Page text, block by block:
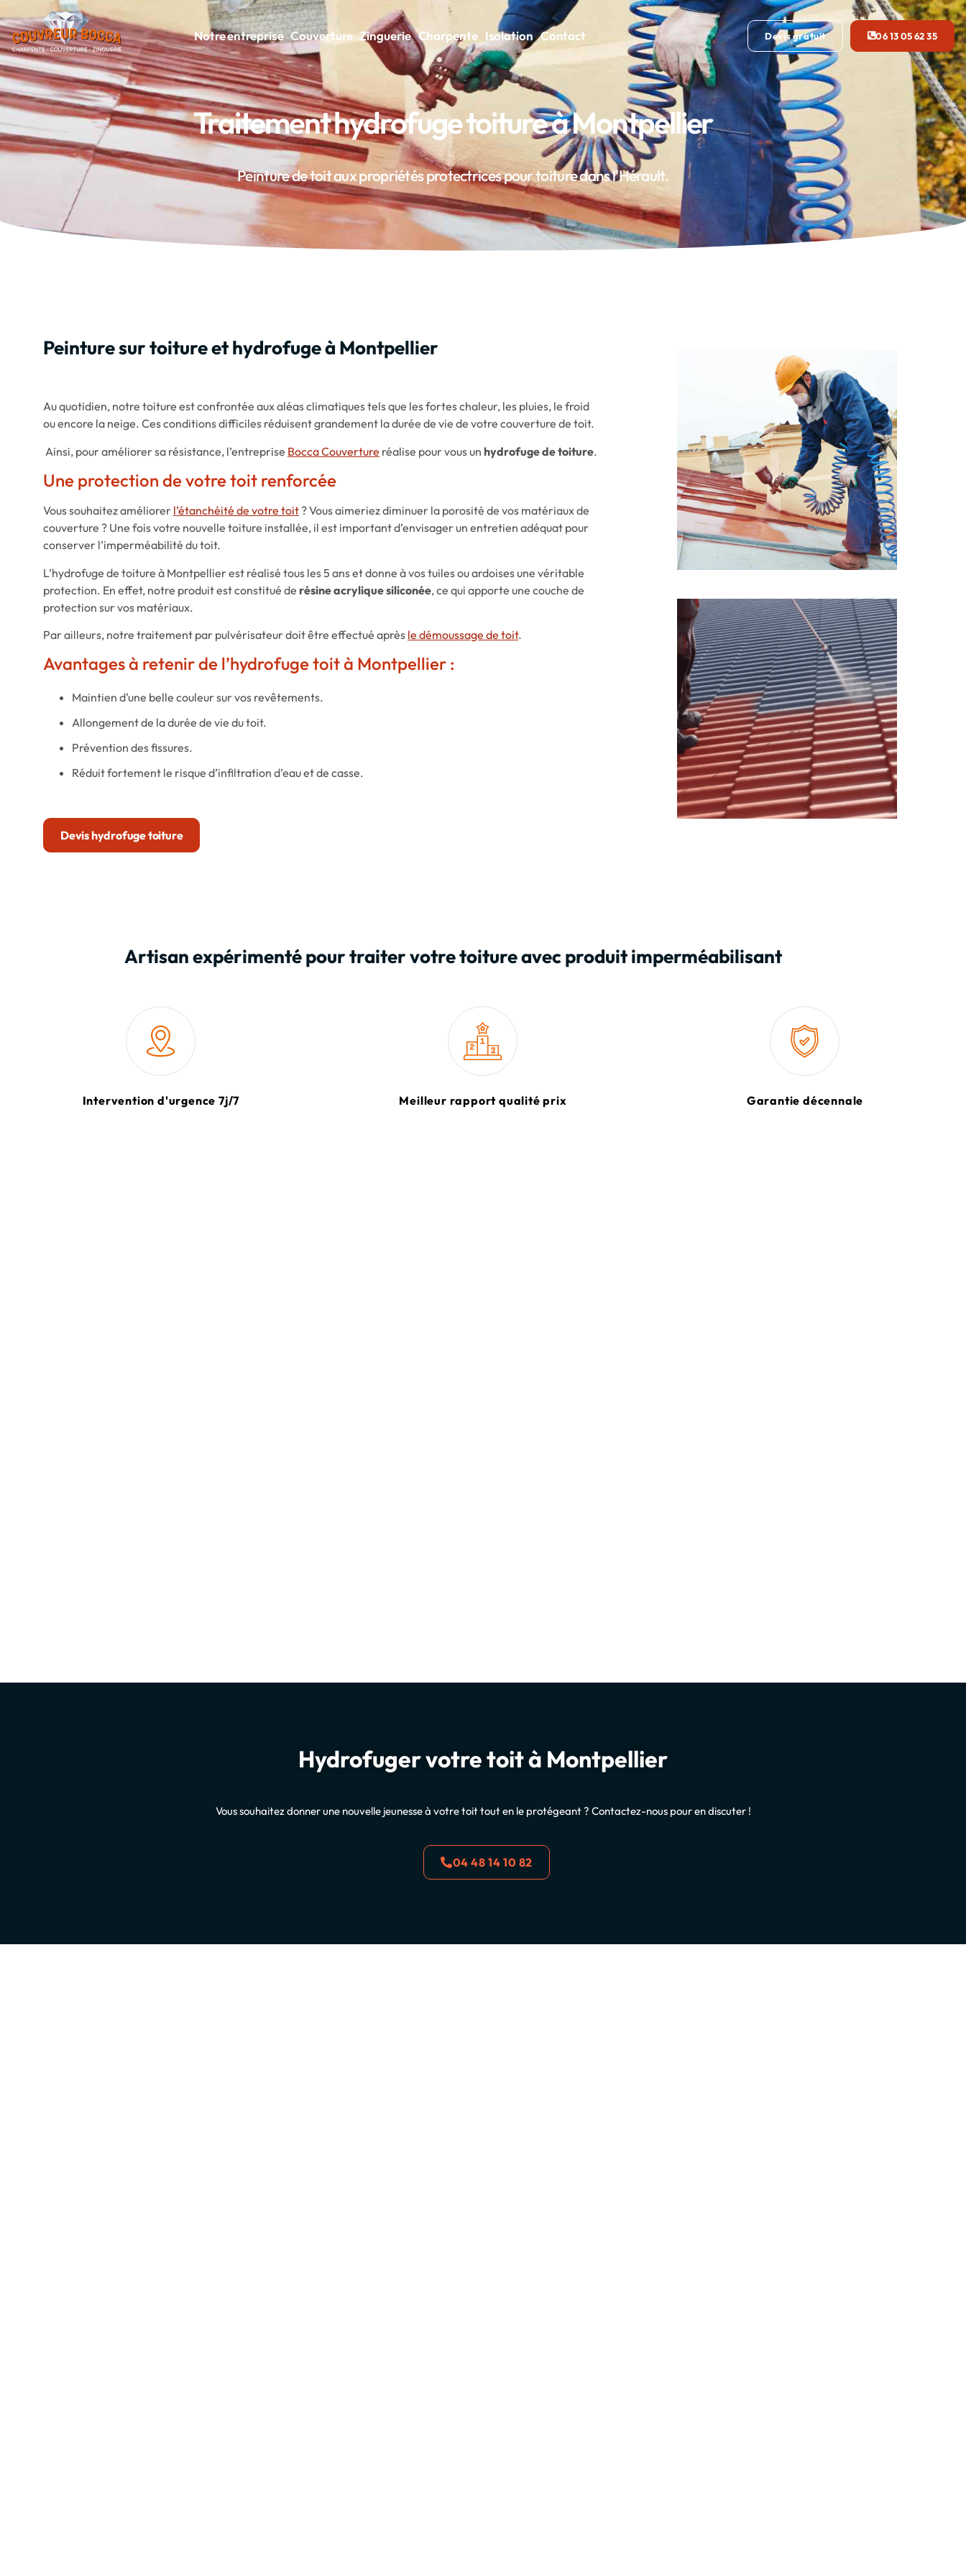
Notre entreprise Couverture Zinguerie Charpente Isolation Contact Devis gratuit 06 13 05 62 35
Traitement hydrofuge toiture à Montpellier
Peinture de toit aux propriétés protectrices pour toiture dans l'Hérault.
Peinture sur toiture et hydrofuge à Montpellier
Au quotidien, notre toiture est confrontée aux aléas climatiques tels que les fortes chaleur, les pluies, le froid
ou encore la neige. Ces conditions difficiles réduisent grandement la durée de vie de votre couverture de toit.
Ainsi, pour améliorer sa résistance, l’entreprise Bocca Couverture réalise pour vous un hydrofuge de toiture.
Une protection de votre toit renforcée
Vous souhaitez améliorer l’étanchéité de votre toit? Vous aimeriez diminuer la porosité de vos matériaux de
couverture ? Une fois votre nouvelle toiture installée, il est important d’envisager un entretien adéquat pour
conserver l’imperméabilité du toit.
L’hydrofuge de toiture à Montpellier est réalisé tous les 5 ans et donne à vos tuiles ou ardoises une véritable
protection. En effet, notre produit est constitué de résine acrylique siliconée, ce qui apporte une couche de
protection sur vos matériaux.
Par ailleurs, notre traitement par pulvérisateur doit être effectué après le démoussage de toit.
Avantages à retenir de l’hydrofuge toit à Montpellier :
Maintien d’une belle couleur sur vos revêtements.
Allongement de la durée de vie du toit.
Prévention des fissures.
Réduit fortement le risque d’infiltration d’eau et de casse.
Devis hydrofuge toiture
Artisan expérimenté pour traiter votre toiture avec produit imperméabilisant
Intervention d'urgence 7j/7 Meilleur rapport qualité prix Garantie décennale
Hydrofuger votre toit à Montpellier
Vous souhaitez donner une nouvelle jeunesse à votre toit tout en le protégeant ? Contactez-nous pour en discuter !
04 48 14 10 82